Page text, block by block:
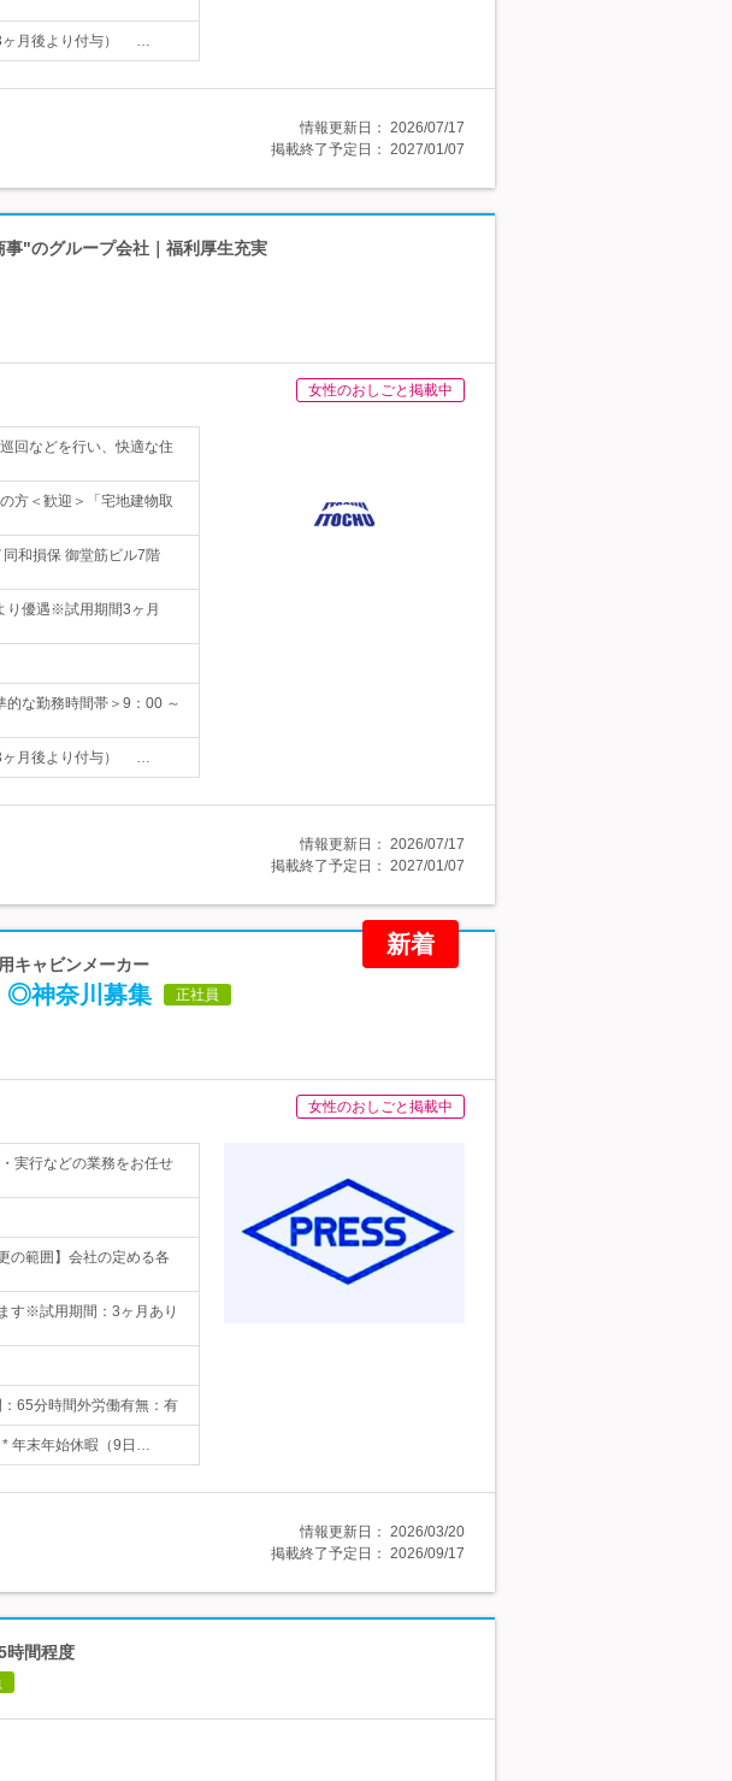
3ヶ月後より付与） …
情報更新日： 2026/07/17
掲載終了予定日： 2027/01/07
"のグループ会社｜福利厚生充実
女性のおしごと掲載中
回などを行い、快適な住
方＜歓迎＞「宅地建物取
和損保 御堂筋ビル7階
り優遇※試用期間3ヶ月
的な勤務時間帯＞9：00 ～
3ヶ月後より付与） …
情報更新日： 2026/07/17
掲載終了予定日： 2027/01/07
新着
キャビンメーカー
◎神奈川募集 正社員
女性のおしごと掲載中
実行などの業務をお任せ
の範囲】会社の定める各
す※試用期間：3ヶ月あり
65分時間外労働有無：有
* 年末年始休暇（9日…
情報更新日： 2026/03/20
掲載終了予定日： 2026/09/17
時間程度